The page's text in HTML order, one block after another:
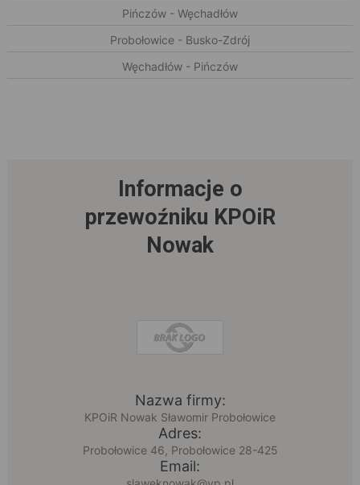
Pińczów - Węchadłów
Probołowice - Busko-Zdrój
Węchadłów - Pińczów
Informacje o
przewoźniku KPOiR
Nowak
Nazwa firmy:
KPOiR Nowak Sławomir Probołowice
Adres:
Probołowice 46, Probołowice 28-425
Email: